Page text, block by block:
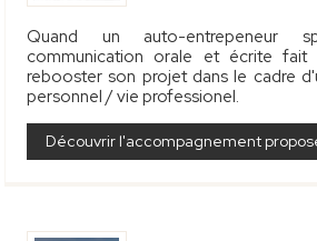
Quand un auto-entrepeneur
communication orale et écrite
rebooster son projet dans le cadre
personnel / vie professionel.
Découvrir l'accompagnement